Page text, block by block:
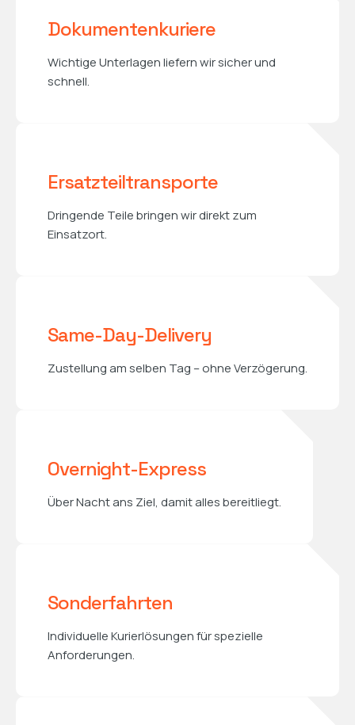
Dokumentenkuriere
Wichtige Unterlagen liefern wir sicher und
schnell.
Ersatzteiltransporte
Dringende Teile bringen wir direkt zum
Einsatzort.
Same-Day-Delivery
Zustellung am selben Tag – ohne Verzögerung.
Overnight-Express
Über Nacht ans Ziel, damit alles bereitliegt.
Sonderfahrten
Individuelle Kurierlösungen für spezielle
Anforderungen.